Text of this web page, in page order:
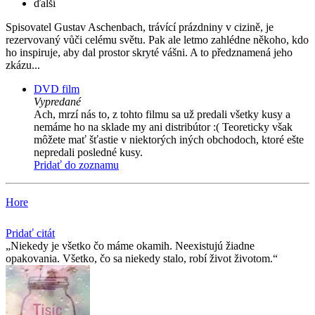
ďalší
Spisovatel Gustav Aschenbach, trávící prázdniny v cizině, je
rezervovaný vůči celému světu. Pak ale letmo zahlédne někoho, kdo
ho inspiruje, aby dal prostor skryté vášni. A to předznamená jeho
zkázu...
DVD film
Vypredané
Ach, mrzí nás to, z tohto filmu sa už predali všetky kusy a
nemáme ho na sklade my ani distribútor :( Teoreticky však
môžete mať šťastie v niektorých iných obchodoch, ktoré ešte
nepredali posledné kusy.
Pridať do zoznamu
Hore
Pridať citát
Niekedy je všetko čo máme okamih. Neexistujú žiadne
opakovania. Všetko, čo sa niekedy stalo, robí život životom.